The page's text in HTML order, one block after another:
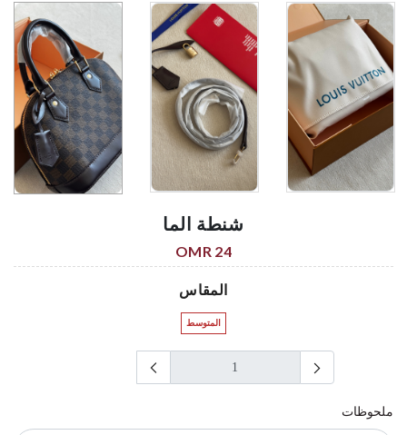
شنطة الما
24 OMR
المقاس
المتوسط
ملحوظات